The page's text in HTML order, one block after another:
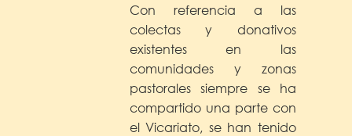
Con referencia a las
colectas y donativos
existentes en las
comunidades y zonas
pastorales siempre se ha
compartido una parte con
el Vicariato, se han tenido